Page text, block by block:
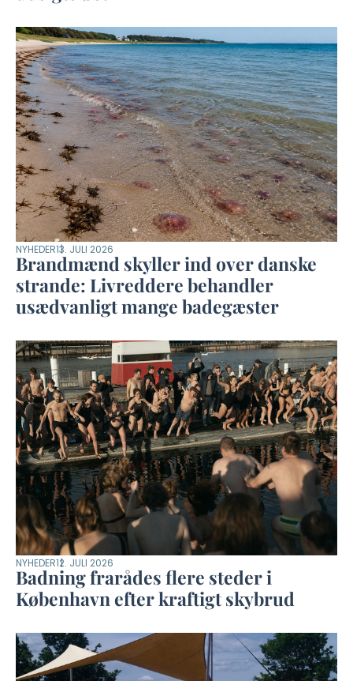
NYHEDER13. JULI 2026
Brandmænd skyller ind over danske
strande: Livreddere behandler
usædvanligt mange badegæster
NYHEDER12. JULI 2026
Badning frarådes flere steder i
København efter kraftigt skybrud